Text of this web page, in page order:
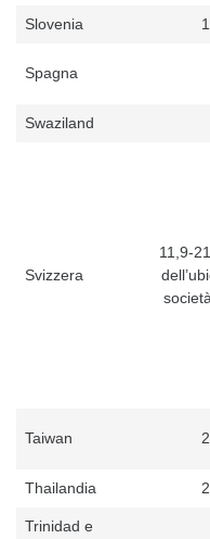
Slovenia
Spagna
Swaziland
Svizzera
11,9-
Taiwan
Thailandia
Trinidad e